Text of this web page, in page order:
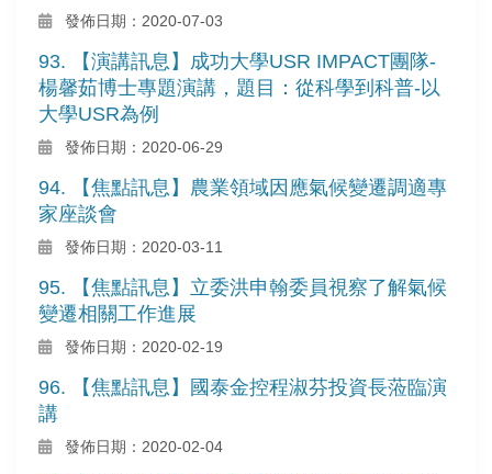
發佈日期：2020-07-03
93. 【演講訊息】成功大學USR IMPACT團隊-
楊馨茹博士專題演講，題目：從科學到科普-以
大學USR為例
發佈日期：2020-06-29
94. 【焦點訊息】農業領域因應氣候變遷調適專
家座談會
發佈日期：2020-03-11
95. 【焦點訊息】立委洪申翰委員視察了解氣候
變遷相關工作進展
發佈日期：2020-02-19
96. 【焦點訊息】國泰金控程淑芬投資長蒞臨演
講
發佈日期：2020-02-04